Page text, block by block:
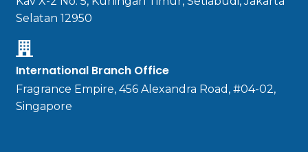
Selatan 12950
International Branch Office
Fragrance Empire, 456 Alexandra Road, #04-02,
Singapore